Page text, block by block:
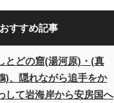
おすすめ記事
とどの窟(湯河原)・(真
)、隠れながら追手をか
して岩海岸から安房国へ